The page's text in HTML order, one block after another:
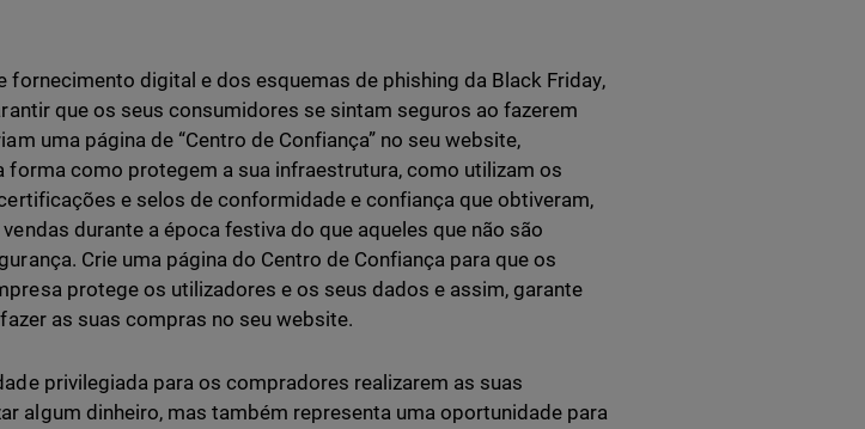
fornecimento digital e dos esquemas de phishing da Black Friday,
que os seus consumidores se sintam seguros ao fazerem
uma página de “Centro de Confiança” no seu website,
forma como protegem a sua infraestrutura, como utilizam os
e selos de conformidade e confiança que obtiveram,
durante a época festiva do que aqueles que não são
Crie uma página do Centro de Confiança para que os
protege os utilizadores e os seus dados e assim, garante
as suas compras no seu website.
privilegiada para os compradores realizarem as suas
algum dinheiro, mas também representa uma oportunidade para